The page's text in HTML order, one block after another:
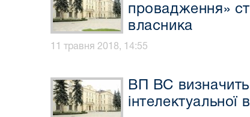
провадження»
власника
11 травня 2018, 14:55
ВП ВС
інтелектуальної